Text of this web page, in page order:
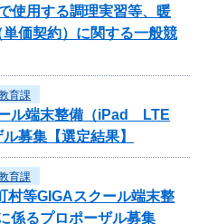
使用する調理実習等、暖
価契約）に関する一般競
育課
ル端末整備（iPad LTE
募集【選定結果】
育課
村等GIGAスクール端末整
るプロポーザル募集